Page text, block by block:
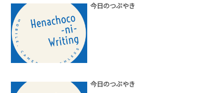
今日のつぶやき
今日のつぶやき